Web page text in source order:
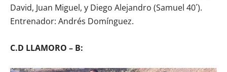
David, Juan Miguel, y Diego Alejandro (Samuel 40´).
Entrenador: Andrés Domínguez.
C.D LLAMORO – B: